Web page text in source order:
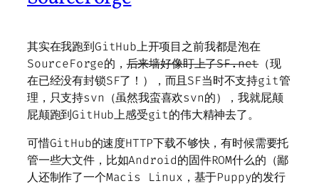
其实在我跑到GitHub上开项目之前我都是泡在
SourceForge的，后来墙好像盯上了SF.net（现
在已经没有封锁SF了！），而且SF当时不支持git管
理，只支持svn（虽然我蛮喜欢svn的），我就屁颠
屁颠跑到GitHub上感受git的伟大精神去了。
可惜GitHub的速度HTTP下载不够快，有时候需要托
管一些大文件，比如Android的固件ROM什么的（鄙
人还制作了一个Macis Linux，基于Puppy的发行